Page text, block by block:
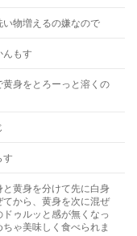
い物増えるの嫌なので
んもす
黄身をとろーっと溶くの
す
と黄身を分けて先に白身
てから、黄身を次に混ぜ
ドゥルッと感が無くなっ
ゃ美味しく食べられま